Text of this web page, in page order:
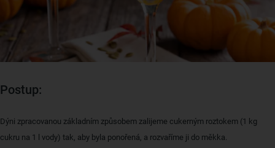
Postup:
Dýni zpracovanou základním způsobem zalijeme cukerným roztokem (1 kg
cukru na 1 l vody) tak, aby byla ponořená, a rozvaříme ji do měkka.